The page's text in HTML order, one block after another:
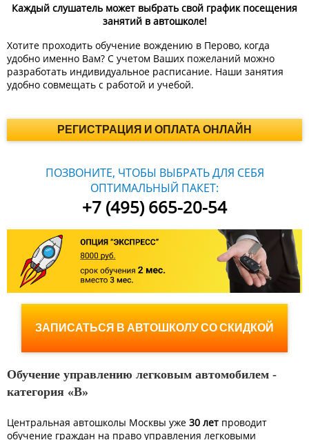
Каждый слушатель может выбрать свой график посещения
занятий в автошколе!
Хотите проходить обучение вождению в Перово, когда
удобно именно Вам? С учетом Ваших пожеланий можно
разработать индивидуальное расписание. Наши занятия
удобно совмещать с работой и учебой.
РЕГИСТРАЦИЯ И ОПЛАТА ОНЛАЙН
ПОЗВОНИТЕ, ЧТОБЫ ВЫБРАТЬ ДЛЯ СЕБЯ
ОПТИМАЛЬНЫЙ ПАКЕТ:
+7 (495) 665-20-54
ЗАПИСАТЬСЯ В АВТОШКОЛУ СО СКИДКОЙ
Обучение управлению легковым автомобилем -
категория «B»
Центральная автошколы Москвы уже 30 лет проводит
обучение граждан на право управления легковыми